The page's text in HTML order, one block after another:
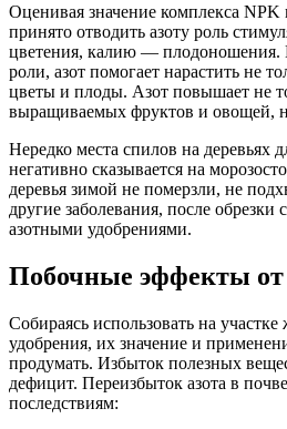
Оценивая значение комплекса NPK
принято отводить азоту роль
цветения, калию — плодоношения.
роли, азот помогает нарастить не
цветы и плоды. Азот повышает не
выращиваемых фруктов и овощей,
Нередко места спилов на деревьях
негативно сказывается на
деревья зимой не померзли, не
другие заболевания, после обрезки
азотными удобрениями.
Побочные эффекты от
Собираясь использовать на
удобрения, их значение и
продумать. Избыток полезных
дефицит. Переизбыток азота в
последствиям: